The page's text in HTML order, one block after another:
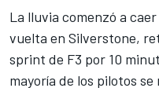
La lluvia comenzó a
vuelta en Silverstone,
sprint de F3 por 10
mayoría de los pilotos